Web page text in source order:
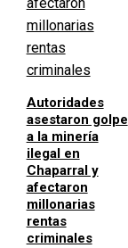
Autoridades
asestaron golpe
a la minería
ilegal en
Chaparral y
afectaron
millonarias
rentas
criminales